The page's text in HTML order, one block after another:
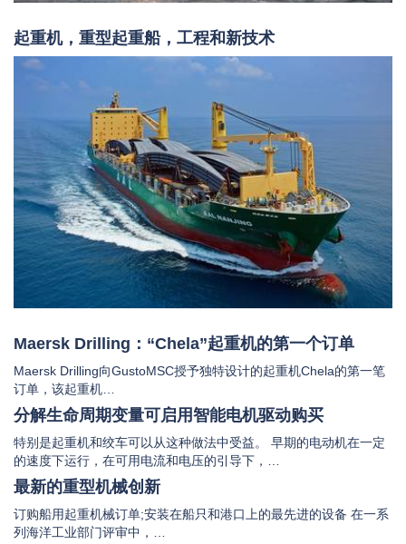
起重机，重型起重船，工程和新技术
Maersk Drilling：“Chela”起重机的第一个订单
Maersk Drilling向GustoMSC授予独特设计的起重机Chela的第一笔
订单，该起重机…
分解生命周期变量可启用智能电机驱动购买
特别是起重机和绞车可以从这种做法中受益。 早期的电动机在一定
的速度下运行，在可用电流和电压的引导下，…
最新的重型机械创新
订购船用起重机械订单;安装在船只和港口上的最先进的设备 在一系
列海洋工业部门评审中，…